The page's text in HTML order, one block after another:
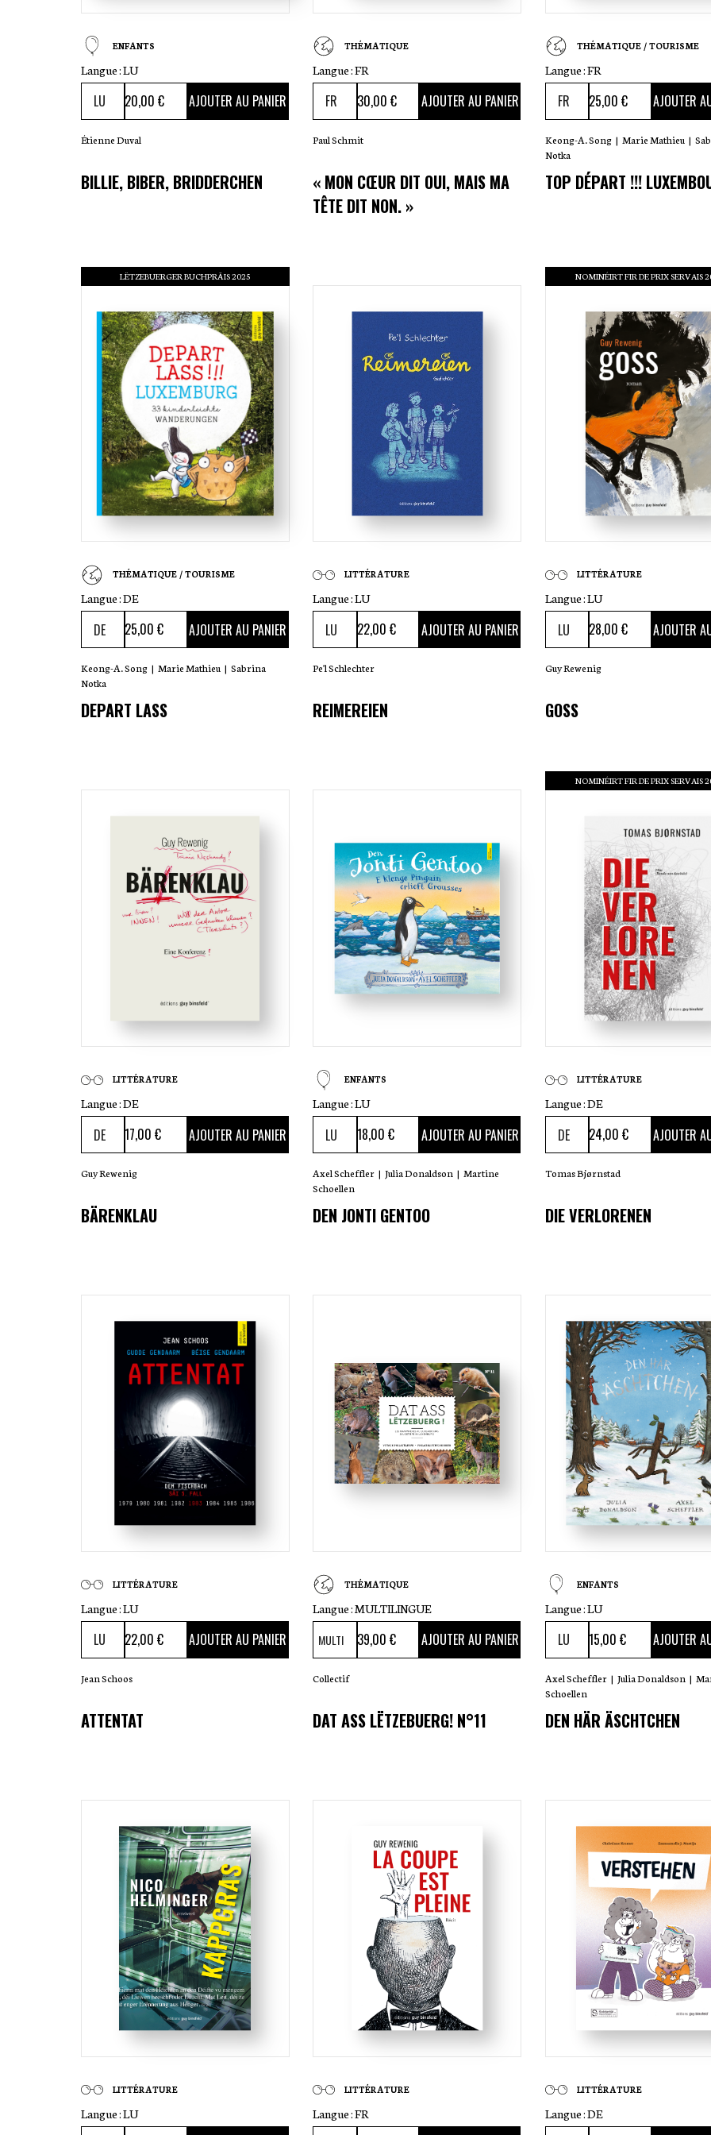
ENFANTS
Langue :LU
20,00 € AJOUTER AU PANIER
Étienne Duval
BILLIE, BIBER, BRIDDERCHEN
THÉMATIQUE
Langue :FR
30,00 € AJOUTER AU PANIER
Paul Schmit
« MON CŒUR DIT OUI, MAIS MA
TÊTE DIT NON. »
THÉMATIQUE / TOURISME
Langue :FR
25,00 € AJOUTER
Keong-A. Song | Marie Mathieu |
Notka
TOP DÉPART !!!
LËTZEBUERGER BUCHPRÄIS 2025
THÉMATIQUE / TOURISME
Langue :DE
25,00 € AJOUTER AU PANIER
Keong-A. Song | Marie Mathieu | Sabrina
Notka
DEPART LASS
LITTÉRATURE
Langue :LU
22,00 € AJOUTER AU PANIER
Pe'l Schlechter
REIMEREIEN
NOMINÉIRT FIR DE PRIX SERVAIS
LITTÉRATURE
Langue :LU
28,00 € AJOUTER
Guy Rewenig
GOSS
LITTÉRATURE
Langue :DE
17,00 € AJOUTER AU PANIER
Guy Rewenig
BÄRENKLAU
ENFANTS
Langue :LU
18,00 € AJOUTER AU PANIER
Axel Scheffler | Julia Donaldson | Martine
Schoellen
DEN JONTI GENTOO
NOMINÉIRT FIR DE PRIX SERVAIS
LITTÉRATURE
Langue :DE
24,00 € AJOUTER
Tomas Bjørnstad
DIE VERLORENEN
LITTÉRATURE
Langue :LU
22,00 € AJOUTER AU PANIER
Jean Schoos
ATTENTAT
THÉMATIQUE
Langue :MULTILINGUE
39,00 € AJOUTER AU PANIER
Collectif
DAT ASS LËTZEBUERG! N°11
ENFANTS
Langue :LU
15,00 € AJOUTER
Axel Scheffler | Julia Donaldson |
Schoellen
DEN HÄR ÄSCHTCHEN
LITTÉRATURE
Langue :LU
LITTÉRATURE
Langue :FR
LITTÉRATURE
Langue :DE